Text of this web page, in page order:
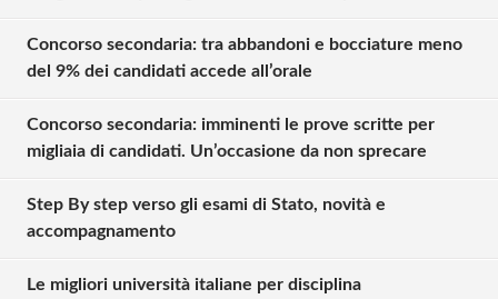
Concorso secondaria: tra abbandoni e bocciature meno
del 9% dei candidati accede all’orale
Concorso secondaria: imminenti le prove scritte per
migliaia di candidati. Un’occasione da non sprecare
Step By step verso gli esami di Stato, novità e
accompagnamento
Le migliori università italiane per disciplina
Solo gli utenti registrati possono